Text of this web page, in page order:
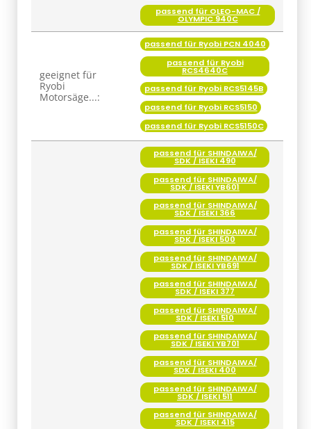
passend für OLEO-MAC /
OLYMPIC 940C
geeignet für
Ryobi
Motorsäge...:
passend für Ryobi PCN 4040
passend für Ryobi
RCS4640C
passend für Ryobi RCS5145B
passend für Ryobi RCS5150
passend für Ryobi RCS5150C
passend für SHINDAIWA/
SDK / ISEKI 490
passend für SHINDAIWA/
SDK / ISEKI YB601
passend für SHINDAIWA/
SDK / ISEKI 366
passend für SHINDAIWA/
SDK / ISEKI 500
passend für SHINDAIWA/
SDK / ISEKI YB691
passend für SHINDAIWA/
SDK / ISEKI 377
passend für SHINDAIWA/
SDK / ISEKI 510
passend für SHINDAIWA/
SDK / ISEKI YB701
passend für SHINDAIWA/
SDK / ISEKI 400
passend für SHINDAIWA/
SDK / ISEKI 511
passend für SHINDAIWA/
SDK / ISEKI 415